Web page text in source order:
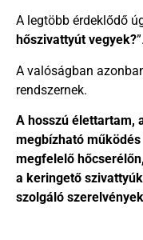
A legtöbb érdeklődő
hőszivattyút vegyek?”.
A valóságban
rendszernek.
A hosszú élettartam,
megbízható
megfelelő
a keringető
szolgáló